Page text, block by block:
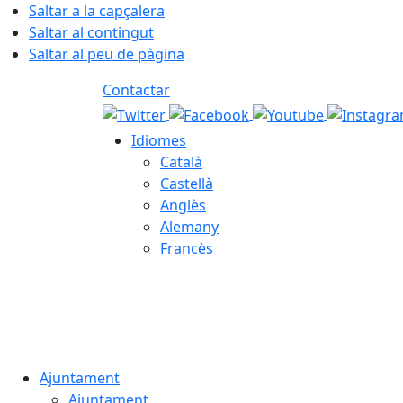
Saltar a la capçalera
Saltar al contingut
Saltar al peu de pàgina
Contactar
Idiomes
Català
Castellà
Anglès
Alemany
Francès
Ajuntament